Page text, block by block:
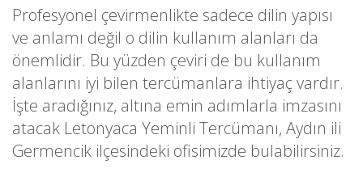
Profesyonel çevirmenlikte sadece dilin yapısı
ve anlamı değil o dilin kullanım alanları da
önemlidir. Bu yüzden çeviri de bu kullanım
alanlarını iyi bilen tercümanlara ihtiyaç vardır.
İşte aradığınız, altına emin adımlarla imzasını
atacak Letonyaca Yeminli Tercümanı, Aydın ili
Germencik ilçesindeki ofisimizde bulabilirsiniz.